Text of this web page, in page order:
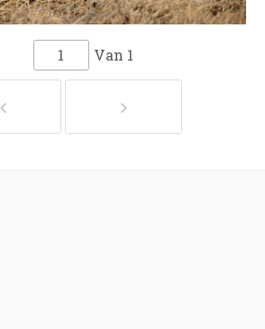
Van 1